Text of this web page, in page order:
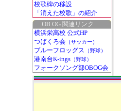
校歌碑の移設
「消えた校歌」の紹介
OB OG 関連リンク
横浜栄高校 公式HP
つばくろ会 （サッカー）
ブルーフロッグス （野球）
港南台K-ings （野球）
フォークソング部OBOG会